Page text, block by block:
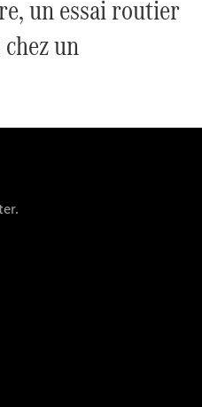
un essai routier
un